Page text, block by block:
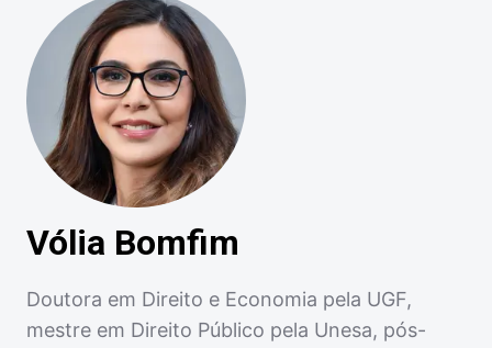
Vólia Bomfim
Doutora em Direito e Economia pela UGF,
mestre em Direito Público pela Unesa, pós-